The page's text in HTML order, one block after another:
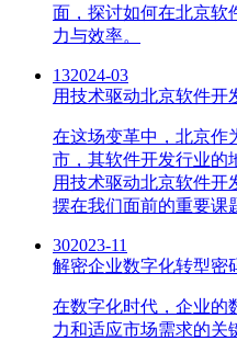
面，探讨如何在北京软
力与效率。
132024-03
用技术驱动北京软件开
在这场变革中，北京作
市，其软件开发行业的
用技术驱动北京软件开
摆在我们面前的重要课
302023-11
解密企业数字化转型密
在数字化时代，企业的
力和适应市场需求的关